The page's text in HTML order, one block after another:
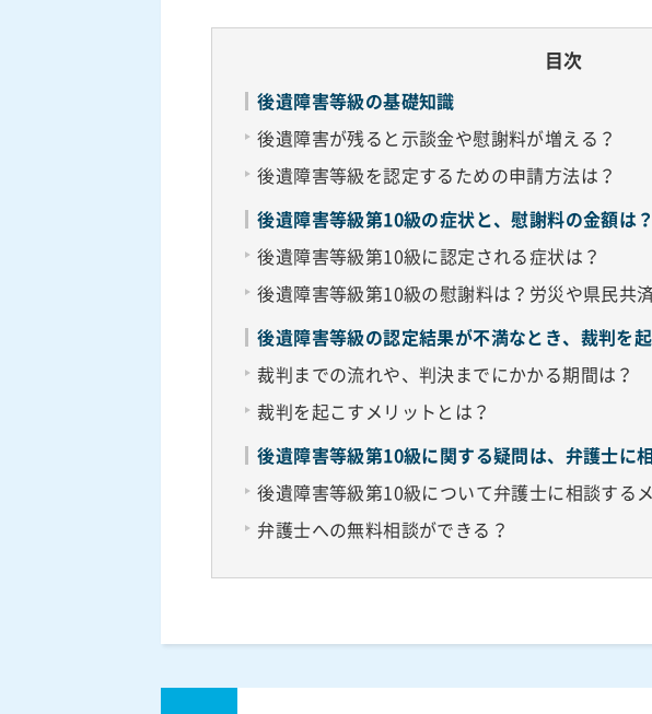
目次
後遺障害等級の基礎知識
後遺障害が残ると示談金や慰謝料が増える？
後遺障害等級を認定するための申請方法は？
後遺障害等級第10級の症状と、慰謝料の金額は？
後遺障害等級第10級に認定される症状は？
後遺障害等級第10級の慰謝料は？労災や県民共
後遺障害等級の認定結果が不満なとき、裁判を
裁判までの流れや、判決までにかかる期間は？
裁判を起こすメリットとは？
後遺障害等級第10級に関する疑問は、弁護士に相
後遺障害等級第10級について弁護士に相談する
弁護士への無料相談ができる？